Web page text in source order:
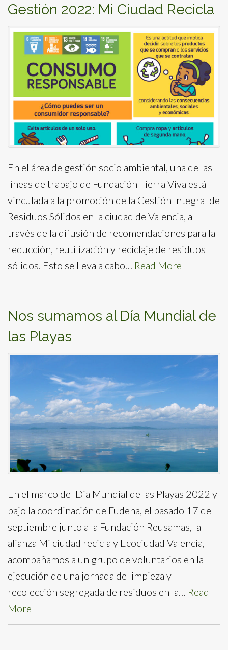
Gestión 2022: Mi Ciudad Recicla
En el área de gestión socio ambiental, una de las
líneas de trabajo de Fundación Tierra Viva está
vinculada a la promoción de la Gestión Integral de
Residuos Sólidos en la ciudad de Valencia, a
través de la difusión de recomendaciones para la
reducción, reutilización y reciclaje de residuos
sólidos. Esto se lleva a cabo… Read More
Nos sumamos al Día Mundial de
las Playas
En el marco del Dia Mundial de las Playas 2022 y
bajo la coordinación de Fudena, el pasado 17 de
septiembre junto a la Fundación Reusamas, la
alianza Mi ciudad recicla y Ecociudad Valencia,
acompañamos a un grupo de voluntarios en la
ejecución de una jornada de limpieza y
recolección segregada de residuos en la… Read
More